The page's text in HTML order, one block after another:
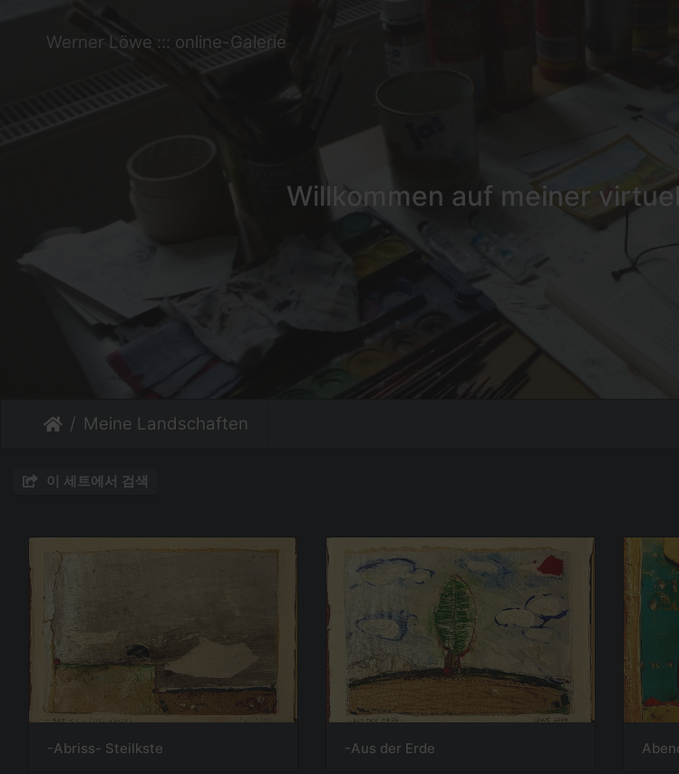
Werner Löwe ::: online-Galerie
Willkommen auf meiner
Meine Landschaften
이 세트에서 검색
-Abriss- Steilkste -Aus der Erde